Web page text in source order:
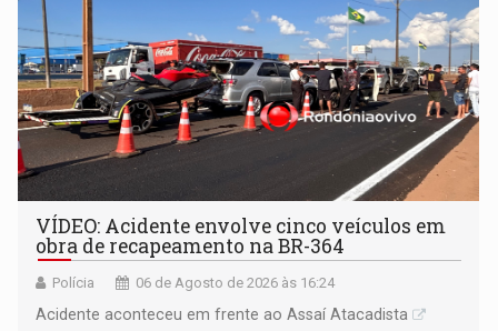
VÍDEO: Acidente envolve cinco veículos em
obra de recapeamento na BR-364
Polícia 06 de Agosto de 2026 às 16:24
Acidente aconteceu em frente ao Assaí Atacadista